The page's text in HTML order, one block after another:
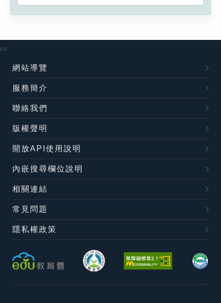
:::
網站導覽
服務簡介
聯絡我們
版權聲明
開放API使用說明
內嵌搜尋欄位說明
相關連結
常見問題
隱私權政策